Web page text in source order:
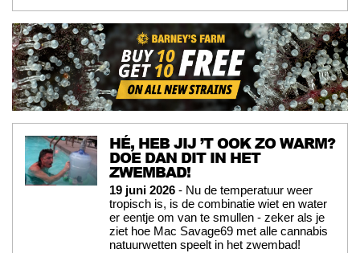
HÉ, HEB JIJ ’T OOK ZO WARM?
DOE DAN DIT IN HET
ZWEMBAD!
19 juni 2026 - Nu de temperatuur weer
tropisch is, is de combinatie wiet en water
er eentje om van te smullen - zeker als je
ziet hoe Mac Savage69 met alle cannabis
natuurwetten speelt in het zwembad!